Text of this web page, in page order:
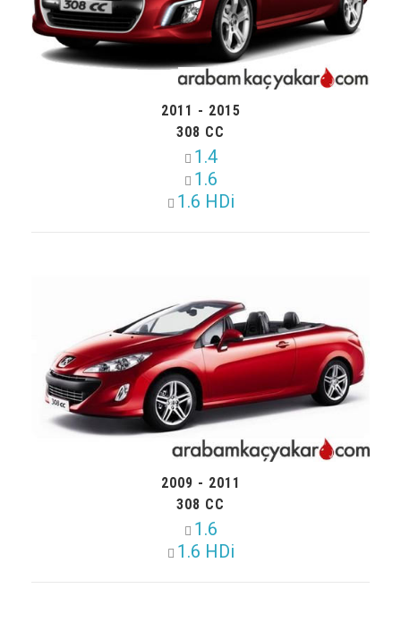
2011 - 2015
308 CC
1.4
1.6
1.6 HDi
2009 - 2011
308 CC
1.6
1.6 HDi